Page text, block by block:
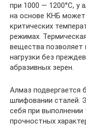
при 1000 — 1200°C, у
на основе КНБ может
критических
режимах.
вещества
нагрузки без
абразивных зерен.
Алмаз подвергается
шлифовании сталей.
себя при выполнении
прочностных